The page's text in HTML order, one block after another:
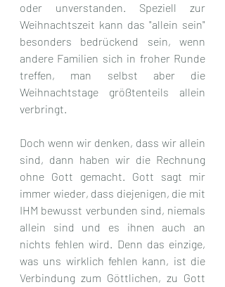
oder unverstanden. Speziell zur
Weihnachtszeit kann das "allein sein"
besonders bedrückend sein, wenn
andere Familien sich in froher Runde
treffen, man selbst aber die
Weihnachtstage größtenteils allein
verbringt.
Doch wenn wir denken, dass wir allein
sind, dann haben wir die Rechnung
ohne Gott gemacht. Gott sagt mir
immer wieder, dass diejenigen, die mit
IHM bewusst verbunden sind, niemals
allein sind und es ihnen auch an
nichts fehlen wird. Denn das einzige,
was uns wirklich fehlen kann, ist die
Verbindung zum Göttlichen, zu Gott